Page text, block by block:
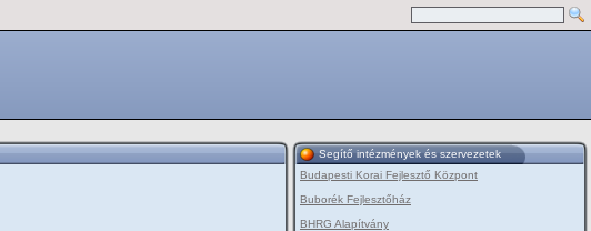
Segítő intézmények és szervezetek
Budapesti Korai Fejlesztő Központ
Buborék Fejlesztőház
BHRG Alapítvány